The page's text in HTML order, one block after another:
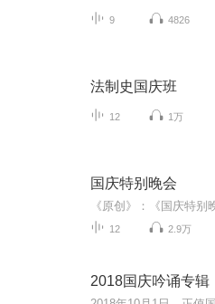
9 4826
法制史国庆班
12 1万
国庆特别晚会
12 2.9万
2018国庆吟诵专辑